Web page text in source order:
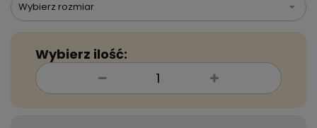
Wybierz rozmiar
Wybierz ilość: